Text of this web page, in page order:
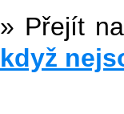
» Přejít
když